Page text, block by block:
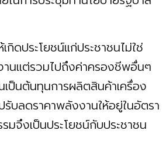
กิดประโยชน์แก่ประชาชนไม่ใช่
านแต่รวมไปถึงค่าครองชีพอื่นๆ
ป็นต้นทุนการผลิตสินค้าเครื่อง
บลดราคาพลังงานให้อยู่ในอัตรา
รมจึงเป็นประโยชน์กับประชาชน